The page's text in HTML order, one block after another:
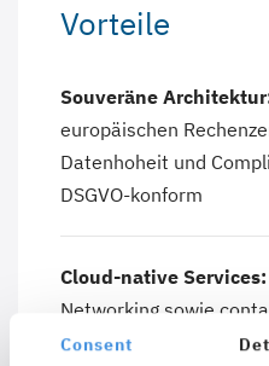
Consent
Vorteile
Souveräne
europäischen
Datenhoheit und
DSGVO-konform
Cloud-native Services:
Networking sowie
Plattformen (z. B.